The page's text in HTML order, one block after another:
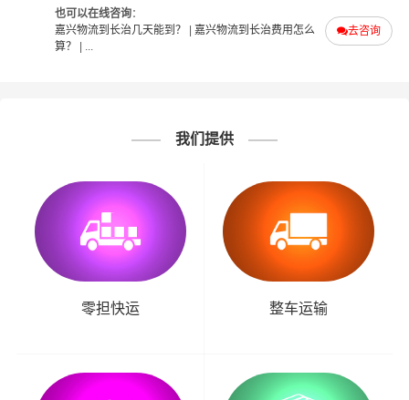
户的利益和安全；
6、服务质量：我公司注重客户体验和服务质量，提供全方
去咨询
也可以在线咨询：
嘉兴物流到长治几天能到？
嘉兴物流到长治费用怎么
算？
| ...
我们提供
零担快运 整车运输